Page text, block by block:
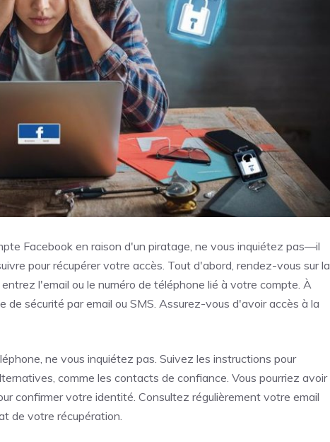
Facebook en raison d'un piratage, ne vous inquiétez pas—il
pour récupérer votre accès. Tout d'abord, rendez-vous sur la
l'email ou le numéro de téléphone lié à votre compte. À
de sécurité par email ou SMS. Assurez-vous d'avoir accès à la
ne vous inquiétez pas. Suivez les instructions pour
comme les contacts de confiance. Vous pourriez avoir
confirmer votre identité. Consultez régulièrement votre email
de votre récupération.